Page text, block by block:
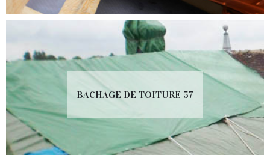
BACHAGE DE TOITURE 57